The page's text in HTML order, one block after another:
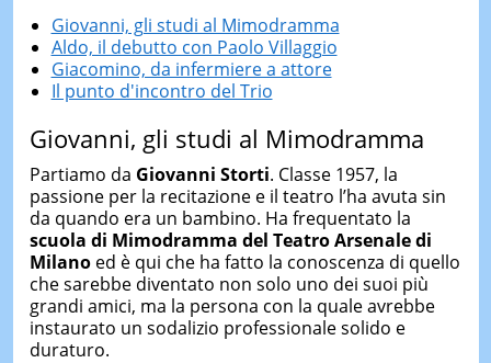
Giovanni, gli studi al Mimodramma
Aldo, il debutto con Paolo Villaggio
Giacomino, da infermiere a attore
Il punto d'incontro del Trio
Giovanni, gli studi al Mimodramma
Partiamo da Giovanni Storti. Classe 1957, la
passione per la recitazione e il teatro l’ha avuta sin
da quando era un bambino. Ha frequentato la
scuola di Mimodramma del Teatro Arsenale di
Milanoed è qui che ha fatto la conoscenza di quello
che sarebbe diventato non solo uno dei suoi più
grandi amici, ma la persona con la quale avrebbe
instaurato un sodalizio professionale solido e
duraturo.